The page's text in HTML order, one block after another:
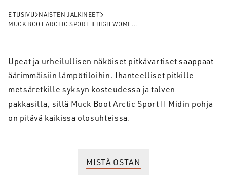
ETUSIVU
NAISTEN JALKINEET
MUCK BOOT ARCTIC SPORT II HIGH WOME...
Upeat ja urheilullisen näköiset pitkävartiset saappaat
äärimmäisiin lämpötiloihin. Ihanteelliset pitkille
metsäretkille syksyn kosteudessa ja talven
pakkasilla, sillä Muck Boot Arctic Sport II Midin pohja
on pitävä kaikissa olosuhteissa.
MISTÄ OSTAN